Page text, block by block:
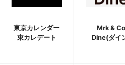
東京カレンダー
東カレデート
Mrk & Co
Dine(ダイ